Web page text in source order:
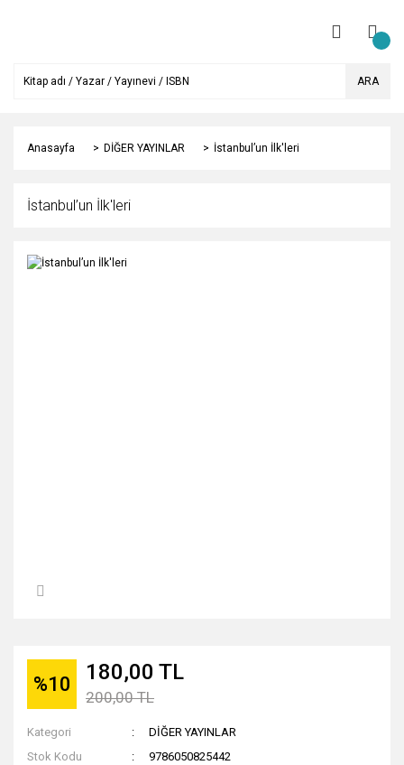
ARA
Anasayfa DİĞER YAYINLAR İstanbul’un İlk'leri
İstanbul’un İlk'leri
%10 180,00 TL
200,00 TL
Kategori
DİĞER YAYINLAR
Stok Kodu
9786050825442